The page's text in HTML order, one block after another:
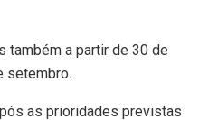
também a partir de 30 de
setembro.
as prioridades previstas